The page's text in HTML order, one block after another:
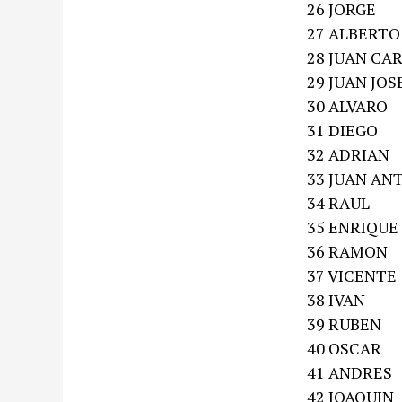
26 JORGE
27 ALBERTO
28 JUAN
29 JUAN
30 ALVARO
31 DIEGO
32 ADRIAN
33 JUAN
34 RAUL
35 ENRIQUE
36 RAMON
37 VICENTE
38 IVAN
39 RUBEN
40 OSCAR
41 ANDRES
42 JOAQUIN